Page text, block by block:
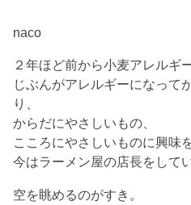
naco
２年ほど前から小麦アレルギ
じぶんがアレルギーになって
り、
からだにやさしいもの、
こころにやさしいものに興味
今はラーメン屋の店長をして
空を眺めるのがすき。